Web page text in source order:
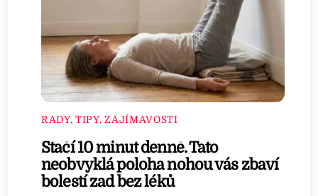
RADY, TIPY, ZAJÍMAVOSTI
Stačí 10 minut denně. Tato
neobvyklá poloha nohou vás zbaví
bolestí zad bez léků